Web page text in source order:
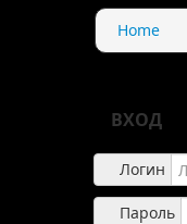
Home
ВХОД
Логин
Пароль